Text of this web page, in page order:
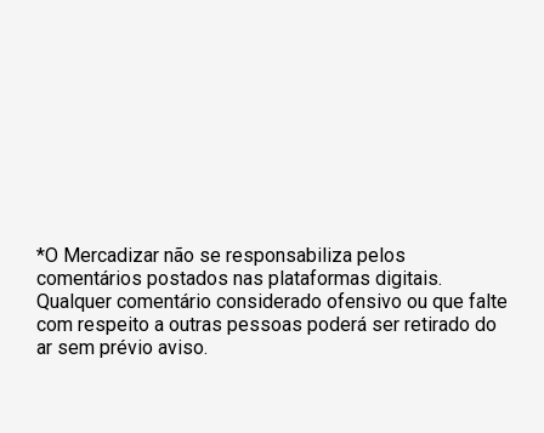
*O Mercadizar não se responsabiliza pelos
comentários postados nas plataformas digitais.
Qualquer comentário considerado ofensivo ou que falte
com respeito a outras pessoas poderá ser retirado do
ar sem prévio aviso.